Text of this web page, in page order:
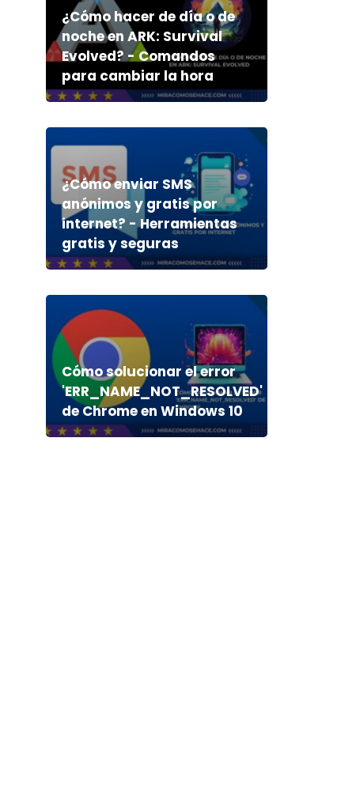
¿Cómo hacer de día o de
noche en ARK: Survival
Evolved? - Comandos
para cambiar la hora
¿Cómo enviar SMS
anónimos y gratis por
internet? - Herramientas
gratis y seguras
Cómo solucionar el error
'ERR_NAME_NOT_RESOLVED'
de Chrome en Windows 10